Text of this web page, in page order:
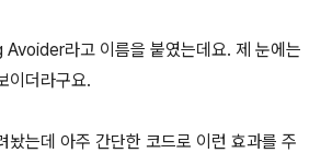
라고 이름을 붙였는데요. 제 눈에는
이더라구요.
놨는데 아주 간단한 코드로 이런 효과를 주